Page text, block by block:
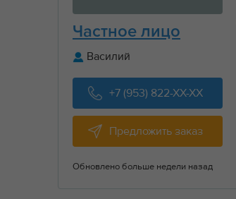
Частное лицо
Василий
+7 (953) 822-XX-XX
Предложить заказ
Обновлено больше недели назад